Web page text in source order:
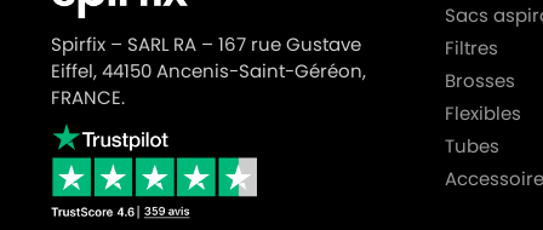
MIELE
MIELE S4768
MIELE
MIELE S4769
MIELE
MIELE
Spirfix – SARL RA – 167 rue Gustave
Eiffel, 44150 Ancenis-Saint-Géréon,
FRANCE.
Sacs
Filtres
Brosses
Flexibles
Tubes